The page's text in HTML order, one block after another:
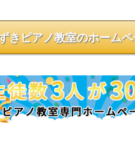
きピアノ教室のホーム